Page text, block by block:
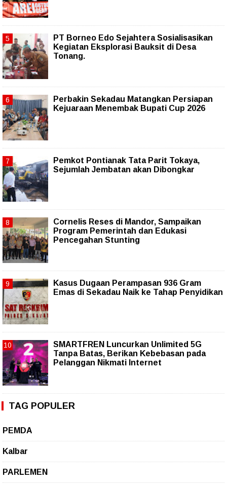
PT Borneo Edo Sejahtera Sosialisasikan
Kegiatan Eksplorasi Bauksit di Desa
Tonang.
Perbakin Sekadau Matangkan Persiapan
Kejuaraan Menembak Bupati Cup 2026
Pemkot Pontianak Tata Parit Tokaya,
Sejumlah Jembatan akan Dibongkar
Cornelis Reses di Mandor, Sampaikan
Program Pemerintah dan Edukasi
Pencegahan Stunting
Kasus Dugaan Perampasan 936 Gram
Emas di Sekadau Naik ke Tahap Penyidikan
SMARTFREN Luncurkan Unlimited 5G
Tanpa Batas, Berikan Kebebasan pada
Pelanggan Nikmati Internet
TAG POPULER
PEMDA
Kalbar
PARLEMEN